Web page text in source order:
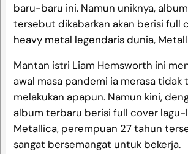
baru-baru ini. Namun uniknya,
tersebut dikabarkan akan berisi full
heavy metal legendaris dunia,
Mantan istri Liam Hemsworth ini
awal masa pandemi ia merasa tidak
melakukan apapun. Namun kini,
album terbaru berisi full cover lagu-
Metallica, perempuan 27 tahun
sangat bersemangat untuk bekerja.